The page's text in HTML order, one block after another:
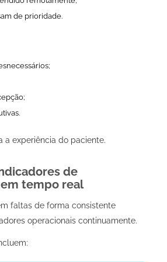
de prioridade.
a experiência do paciente.
de
tempo real
faltas de forma consistente
operacionais continuamente.